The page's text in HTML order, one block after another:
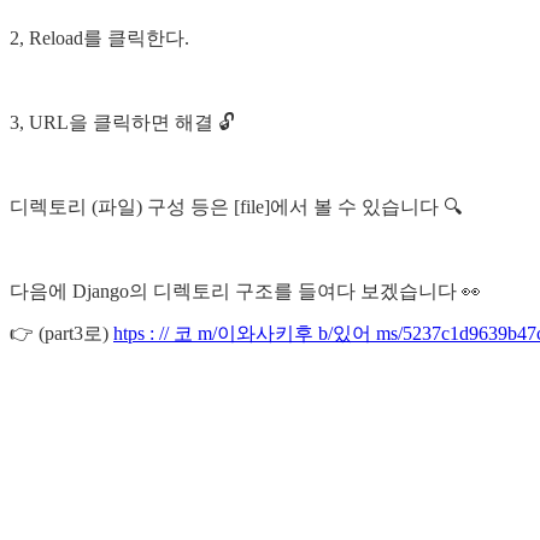
2, Reload를 클릭한다.
3, URL을 클릭하면 해결 🔓
디렉토리 (파일) 구성 등은 [file]에서 볼 수 있습니다 🔍
다음에 Django의 디렉토리 구조를 들여다 보겠습니다 👀
👉 (part3로) htps : // 코 m/이와사키후 b/있어 ms/